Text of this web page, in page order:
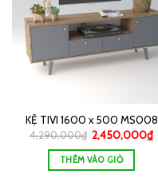
KỆ TIVI 1600 x 500 MS008
4,290,000₫ 2,450,000₫
THÊM VÀO GIỎ